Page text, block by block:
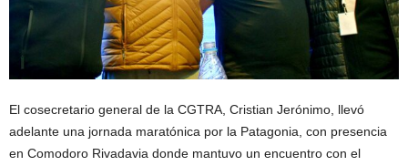
El cosecretario general de la CGTRA, Cristian Jerónimo, llevó
adelante una jornada maratónica por la Patagonia, con presencia
en Comodoro Rivadavia donde mantuvo un encuentro con el